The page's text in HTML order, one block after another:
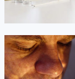
凯罗尔·切尔西
资深法穆兰技师
是法穆兰售后服务中心
(法穆兰保养中心)